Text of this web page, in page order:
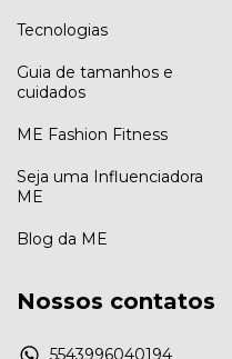
Tecnologias
Guia de tamanhos e
cuidados
ME Fashion Fitness
Seja uma Influenciadora
ME
Blog da ME
Nossos contatos
5543996040194